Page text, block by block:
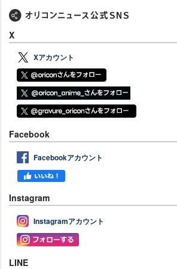
X
Xアカウント
Facebook
Facebookアカウント
Instagram
Instagramアカウント
LINE